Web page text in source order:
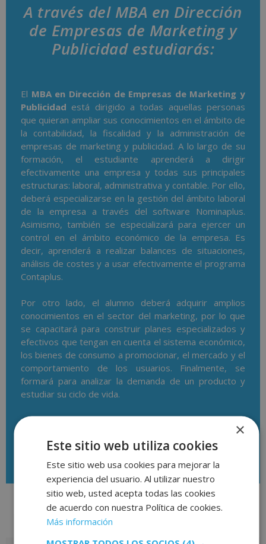
A través del MBA en Dirección
de Empresas de Marketing y
Publicidad estudiarás:
El MBA en Dirección de Empresas de Marketing y
Publicidad está dirigido a todas aquellas personas
que quieran ampliar sus conocimientos en el ámbito de
la contabilidad, la fiscalidad y la administración de
empresas de marketing y publicidad. A lo largo de su
formación, el estudiante aprenderá a dirigir
efectivamente una empresa y todas sus principales
estructuras: laboral, administrativa y contable. Por ello,
deberá especializarse en la gestión del ámbito laboral
de la empresa a través del software Nominaplus.
Asimismo, también se especializará para ejercer un
control en el ámbito económico de la empresa. Es
decir, aprenderá a realizar balances de situaciones,
análisis de costes y a usar efectivamente el programa
Contaplus.
Por otro lado, el alumno deberá adquirir amplios
conocimientos en el sector del marketing, por lo que
se capacitará para construir planes especializados y
efectivos que tengan en cuenta el sistema económico,
los bienes de consumo a promocionar, el mercado y el
comportamiento de los usuarios. Finalmente, se
formará para analizar la demanda de un producto y
estudiar su ciclo de vida.
Descargar temario
Valoraciones (1)
×
Este sitio web utiliza cookies
Este sitio web usa cookies para mejorar la
experiencia del usuario. Al utilizar nuestro
sitio web, usted acepta todas las cookies
de acuerdo con nuestra Política de cookies.
Más información